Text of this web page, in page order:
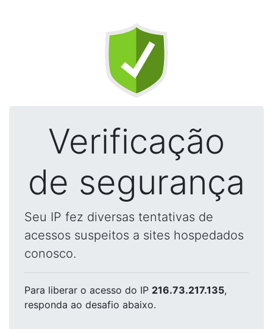
Verificação
de segurança
Seu IP fez diversas tentativas de
acessos suspeitos a sites hospedados
conosco.
Para liberar o acesso do IP 216.73.217.135,
responda ao desafio abaixo.